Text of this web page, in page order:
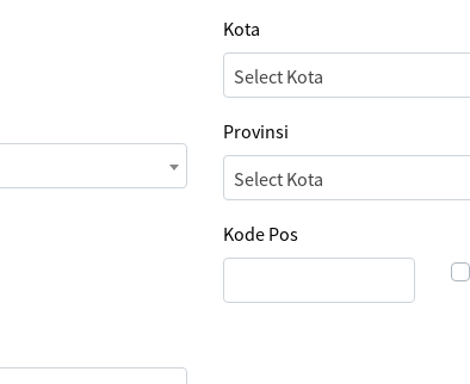
Kota
Select Kota
Provinsi
Select Kota
Kode Pos